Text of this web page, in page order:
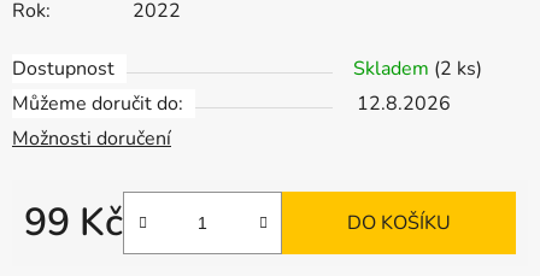
Rok:
2022
Dostupnost Skladem (2 ks)
Můžeme doručit do:
12.8.2026
Možnosti doručení
99 Kč
Měrná cena:
DO KOŠÍKU